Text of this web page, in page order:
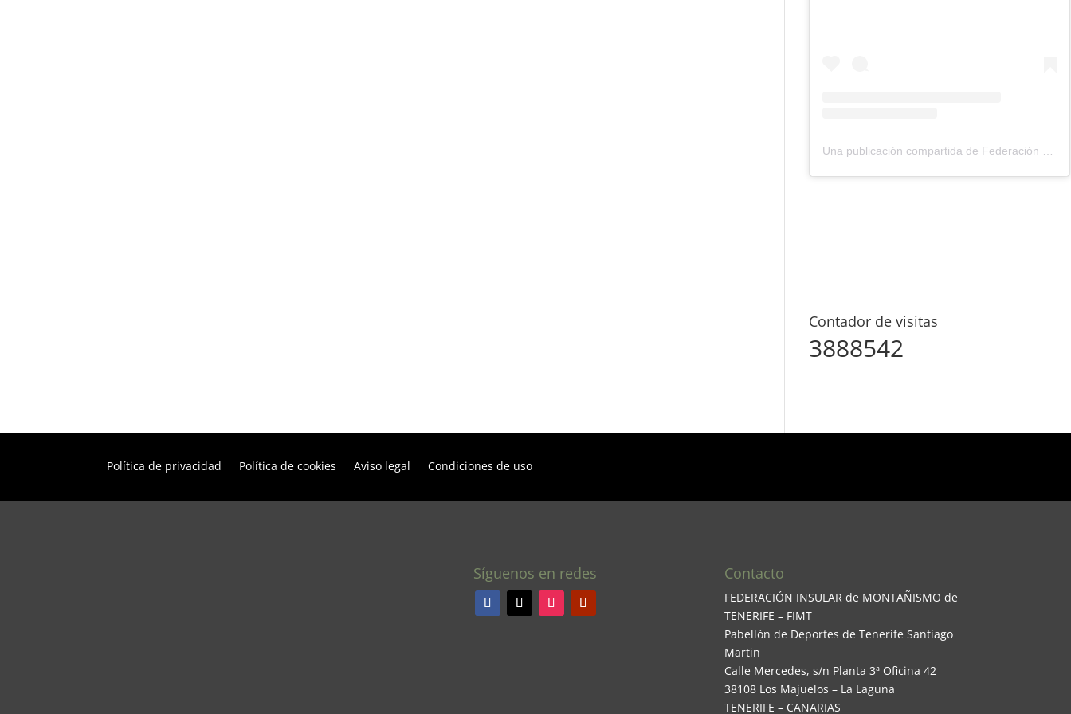
Contador de visitas
3888542
Política de privacidad Política de cookies Aviso legal Condiciones de uso
Síguenos en redes Contacto
FEDERACIÓN INSULAR de MONTAÑISMO de
TENERIFE – FIMT
Pabellón de Deportes de Tenerife Santiago
Martin
Calle Mercedes, s/n Planta 3ª Oficina 42
38108 Los Majuelos – La Laguna
TENERIFE – CANARIAS